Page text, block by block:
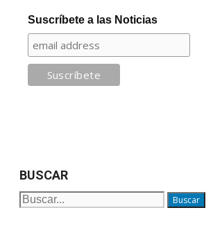
Suscríbete a las Noticias
BUSCAR
Buscar: